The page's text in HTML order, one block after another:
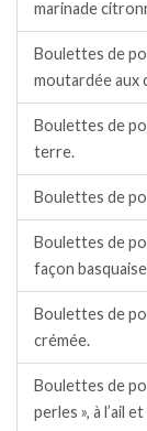
marinade
Boulettes de
moutardée aux
Boulettes de
terre.
Boulettes de
Boulettes de
façon
Boulettes de
crémée.
Boulettes de
perles », à l’ail